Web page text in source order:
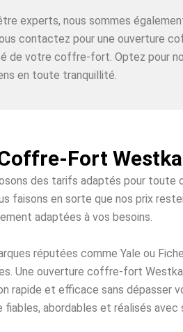
experts, nous sommes
contactez pour une ouverture
de votre coffre-fort. Optez pour
en toute tranquillité.
Fort
des tarifs adaptés pour
faisons en sorte que nos prix
adaptées à vos besoins.
réputées comme Yale ou
Une ouverture coffre-fort
rapide et efficace sans dépasser
abordables et réalisés avec